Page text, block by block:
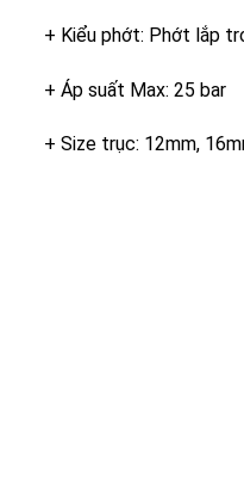
+ Kiểu phớt: Phớt lắp
+ Áp suất Max: 25 bar
+ Size trục: 12mm,